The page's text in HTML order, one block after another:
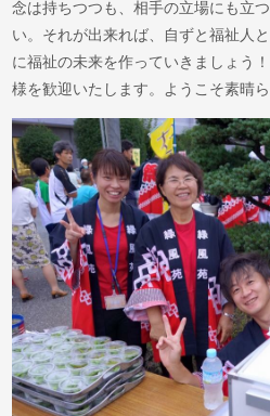
念は持ちつつも、相手の立場にも立
い。それが出来れば、自ずと福祉人
に福祉の未来を作っていきましょう
様を歓迎いたします。ようこそ素晴